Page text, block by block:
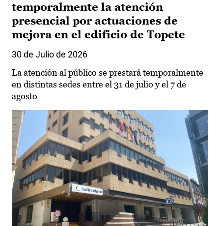
temporalmente la atención
presencial por actuaciones de
mejora en el edificio de Topete
30 de Julio de 2026
La atención al público se prestará temporalmente
en distintas sedes entre el 31 de julio y el 7 de
agosto